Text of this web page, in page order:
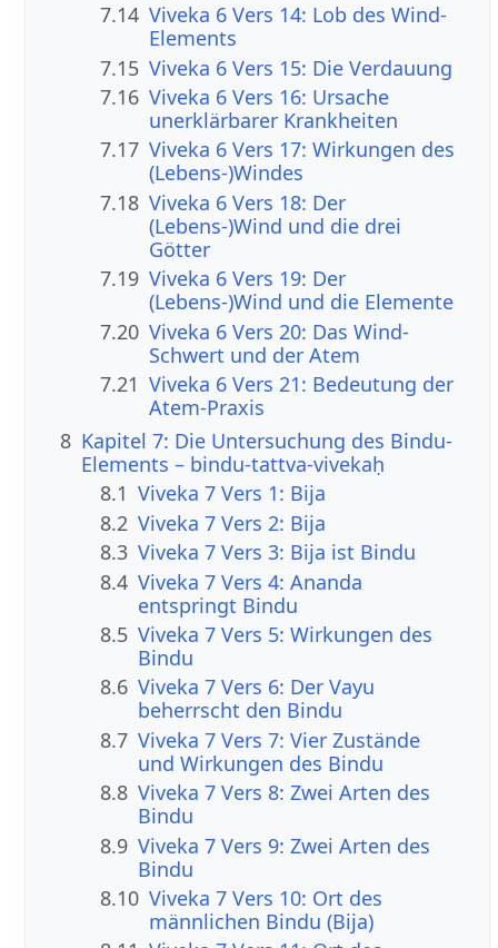
7.14 Viveka 6 Vers 14: Lob des Wind-
Elements
7.15 Viveka 6 Vers 15: Die Verdauung
7.16 Viveka 6 Vers 16: Ursache
unerklärbarer Krankheiten
7.17 Viveka 6 Vers 17: Wirkungen des
(Lebens-)Windes
7.18 Viveka 6 Vers 18: Der
(Lebens-)Wind und die drei
Götter
7.19 Viveka 6 Vers 19: Der
(Lebens-)Wind und die Elemente
7.20 Viveka 6 Vers 20: Das Wind-
Schwert und der Atem
7.21 Viveka 6 Vers 21: Bedeutung der
Atem-Praxis
8 Kapitel 7: Die Untersuchung des Bindu-
Elements – bindu-tattva-vivekaḥ
8.1 Viveka 7 Vers 1: Bija
8.2 Viveka 7 Vers 2: Bija
8.3 Viveka 7 Vers 3: Bija ist Bindu
8.4 Viveka 7 Vers 4: Ananda
entspringt Bindu
8.5 Viveka 7 Vers 5: Wirkungen des
Bindu
8.6 Viveka 7 Vers 6: Der Vayu
beherrscht den Bindu
8.7 Viveka 7 Vers 7: Vier Zustände
und Wirkungen des Bindu
8.8 Viveka 7 Vers 8: Zwei Arten des
Bindu
8.9 Viveka 7 Vers 9: Zwei Arten des
Bindu
8.10 Viveka 7 Vers 10: Ort des
männlichen Bindu (Bija)